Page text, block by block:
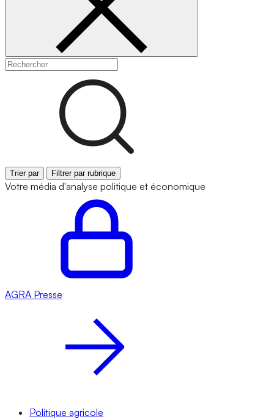
Trier par Filtrer par rubrique
Votre média d'analyse politique et économique
AGRA Presse
Politique agricole